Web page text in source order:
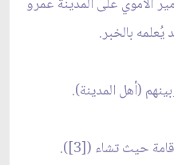
بالخبر.
(أهل المدينة).
حيث تشاء ([3]).